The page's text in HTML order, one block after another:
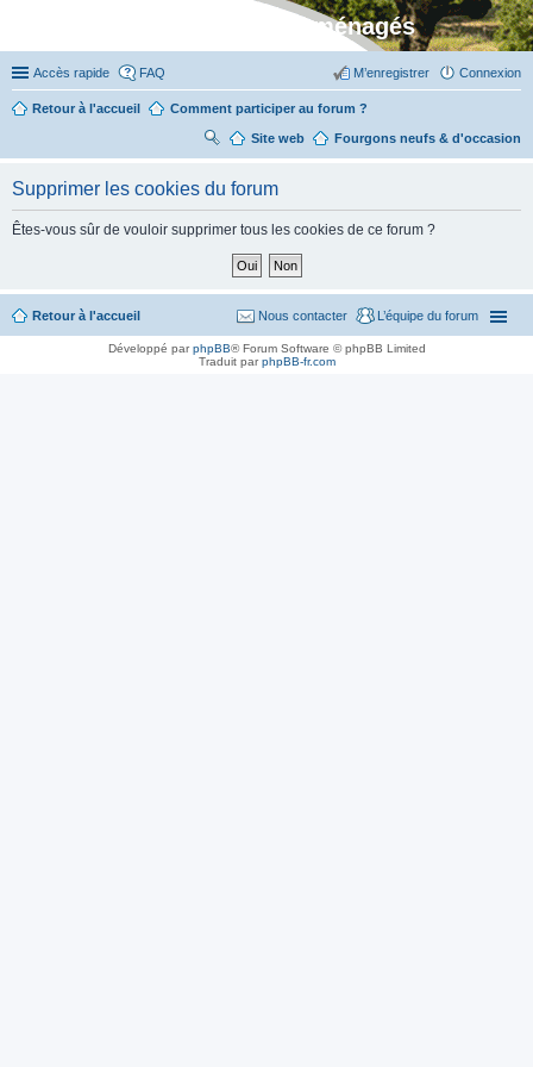
Stylevan - Vans aménagés
Accès rapide FAQ Connexion
M’enregistrer
Retour à l'accueil Comment participer au forum ?
Fourgons neufs & d'occasion
Site web
R
her
ch
Supprimer les cookies du forum
Êtes-vous sûr de vouloir supprimer tous les cookies de ce forum ?
Retour à l'accueil L’équipe du forum
Nous contacter
Développé parphpBB® Forum Software © phpBB Limited
Traduit parphpBB-fr.com